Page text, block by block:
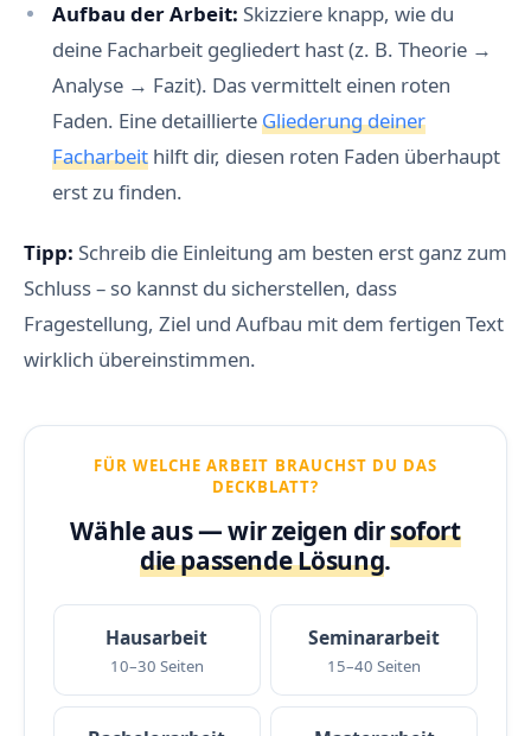
Aufbau der Arbeit: Skizziere knapp, wie du
deine Facharbeit gegliedert hast (z. B. Theorie →
Analyse → Fazit). Das vermittelt einen roten
Faden. Eine detaillierteGliederung deiner
Facharbeit hilft dir, diesen roten Faden überhaupt
erst zu finden.
Tipp: Schreib die Einleitung am besten erst ganz zum
Schluss – so kannst du sicherstellen, dass
Fragestellung, Ziel und Aufbau mit dem fertigen Text
wirklich übereinstimmen.
FÜR WELCHE ARBEIT BRAUCHST DU DAS
DECKBLATT?
Wähle aus — wir zeigen dirsofort
die passende Lösung.
Hausarbeit
10–30 Seiten
Seminararbeit
15–40 Seiten